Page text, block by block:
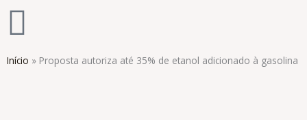
Início » Proposta autoriza até 35% de etanol adicionado à gasolina